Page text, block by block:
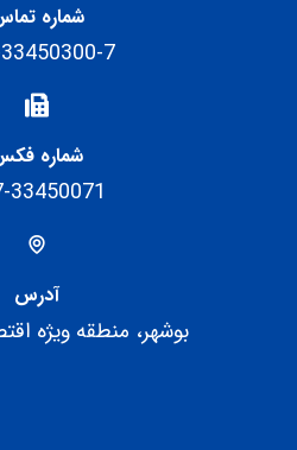
شماره
7
شماره
33450071
آدرس
بوشهر، منطقه ویژه